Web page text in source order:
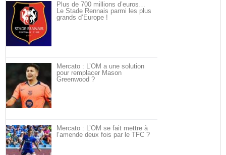
Plus de 700 millions d’euros…
Le Stade Rennais parmi les plus
grands d’Europe !
Mercato : L’OM a une solution
pour remplacer Mason
Greenwood ?
Mercato : L’OM se fait mettre à
l’amende deux fois par le TFC ?